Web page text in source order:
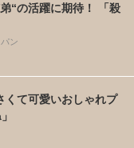
“の活躍に期待！ 「殺
ン
くて可愛いおしゃれプ